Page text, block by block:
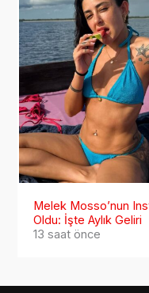
Melek Mosso’nun
Oldu: İşte Aylık Geliri
13 saat önce